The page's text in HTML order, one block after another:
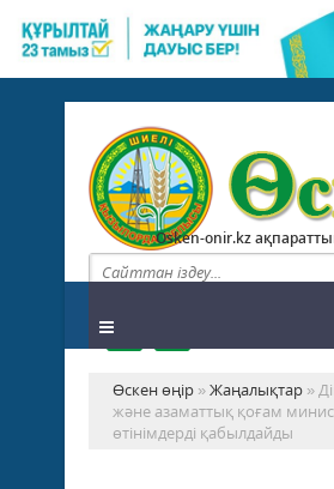
Osken-onir.kz ақпараттық
Өскен өңір »Жаңалықтар »
және азаматтық қоғам
өтінімдерді қабылдайды